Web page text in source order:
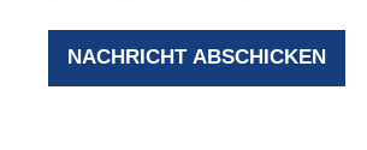
NACHRICHT ABSCHICKEN